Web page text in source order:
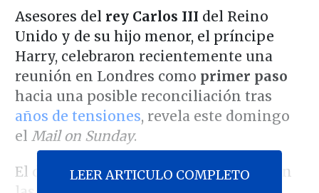
Asesores del rey Carlos III del Reino
Unido y de su hijo menor, el príncipe
Harry, celebraron recientemente una
reunión en Londres como primer paso
hacia una posible reconciliación tras
años de tensiones, revela este domingo
el Mail on Sunday.
El dominical publica hoy fotografías en
LEER ARTICULO COMPLETO